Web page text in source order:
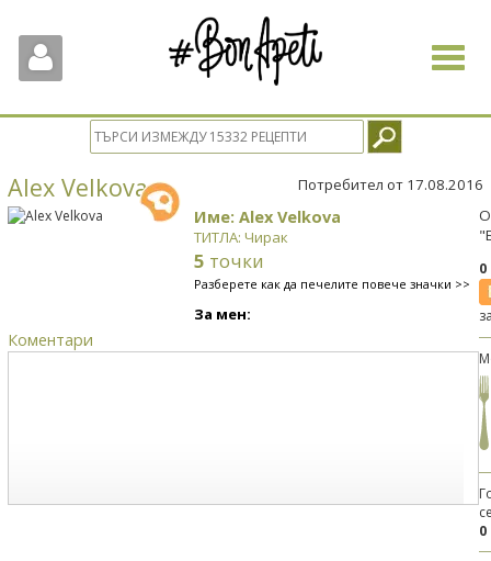
Toggle
Alex Velkova Потребител от 17.08.2016
Име: Alex Velkova
ТИТЛА: Чирак
5 точки
Разберете как да печелите повече значки >>
За мен:
Коментари
0